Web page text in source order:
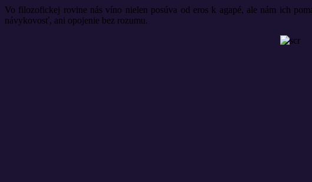
Vo filozofickej rovine nás víno nielen posúva od eros k agapé, ale nám ich
návykovosť, ani opojenie bez rozumu.